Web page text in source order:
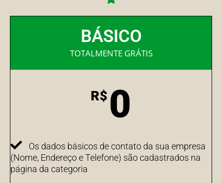
BÁSICO
TOTALMENTE GRÁTIS
R$ 0
Os dados básicos de contato da sua empresa
(Nome, Endereço e Telefone) são cadastrados na
página da categoria